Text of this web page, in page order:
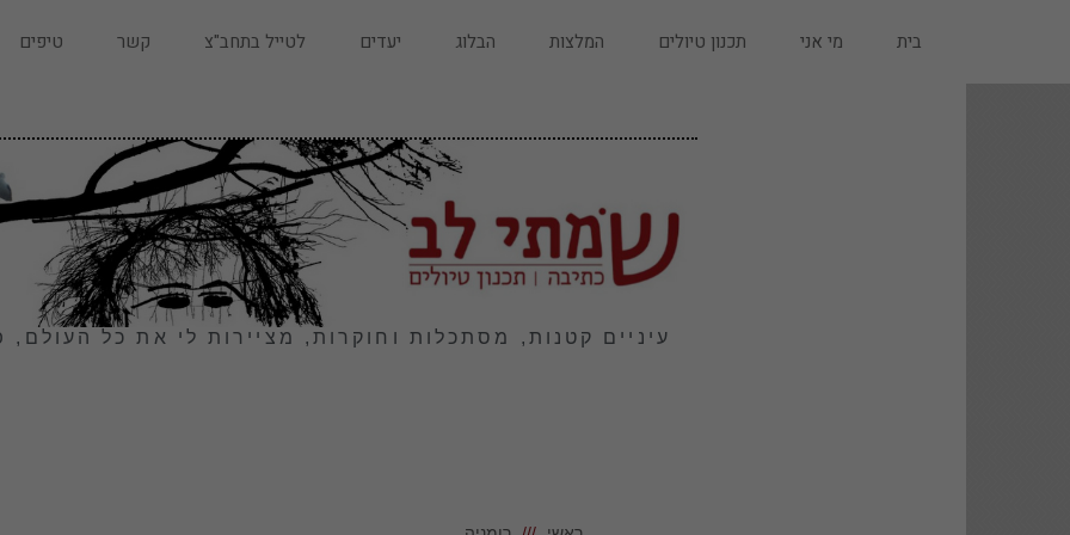
בית מי אני תכנון טיולים המלצות הבלוג יעדים לטייל בתחב"צ קשר טיפים
עיניים קטנות, מסתכלות וחוקרות, מציירות לי את כל העולם,